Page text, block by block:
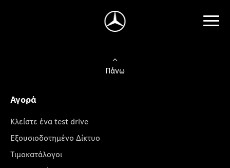
Πάνω
Αγορά
Κλείστε ένα test drive
Εξουσιοδοτημένο Δίκτυο
Τιμοκατάλογοι